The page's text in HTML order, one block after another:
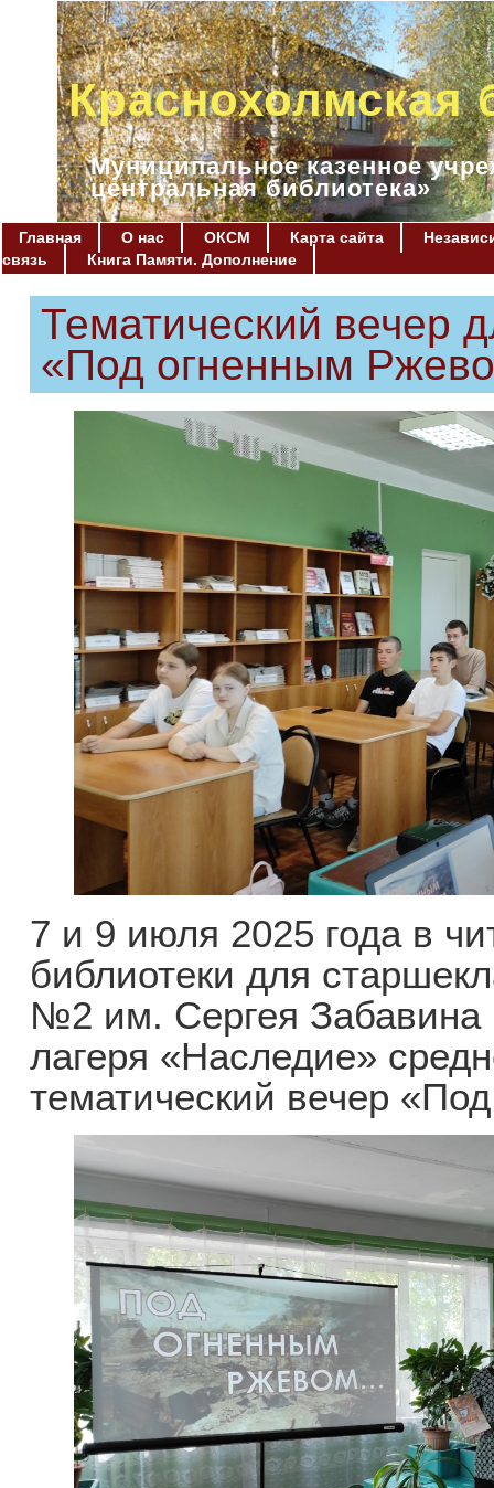
Краснохолмская
Муниципальное казенное
центральная библиотека»
Главная О нас ОКСМ Карта сайта
связь
Книга Памяти. Дополнение
Тематический вечер
«Под огненным
7 и 9 июля 2025 года в
библиотеки для
№2 им. Сергея Забавина
лагеря «Наследие»
тематический вечер